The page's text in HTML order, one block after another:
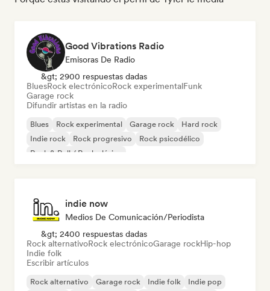
Good Vibrations Radio
Emisoras De Radio
&gt; 2900 respuestas dadas
BluesRock electrónicoRock experimentalFunk
Garage rock
Difundir artistas en la radio
Blues Rock experimental Garage rock
Hard rock
Indie rock
Rock progresivo
Rock psicodélico
Rock & Roll / Rock clásico
indie now
Medios De Comunicación/Periodista
&gt; 2400 respuestas dadas
Rock alternativoRock electrónicoGarage rockHip-hop
Indie folk
Escribir artículos
Rock alternativo Garage rock Indie folk
Indie pop